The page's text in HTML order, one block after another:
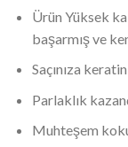
Ürün Yüksek
başarmış ve
Saçınıza
Parlaklık
Muhteşem